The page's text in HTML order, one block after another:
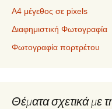
Α4 μέγεθος σε pixels
Διαφημιστική Φωτογραφία
Φωτογραφία πορτρέτου
Θέματα σχετικά με